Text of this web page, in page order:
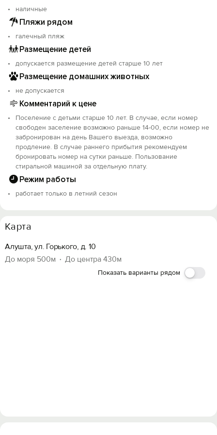
наличные
Пляжи рядом
галечный пляж
Размещение детей
допускается размещение детей старше 10 лет
Размещение домашних животных
не допускается
Комментарий к цене
Поселение с детьми старше 10 лет. В случае, если номер
свободен заселение возможно раньше 14-00, если номер не
забронирован на день Вашего выезда, возможно
продление. В случае раннего прибытия рекомендуем
бронировать номер на сутки раньше. Пользование
стиральной машиной за отдельную плату.
Режим работы
работает только в летний сезон
Карта
Алушта, ул. Горького, д. 10
До моря 500м
До центра 430м
Показать варианты рядом